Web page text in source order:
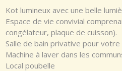
Kot lumineux avec une belle
Espace de vie convivial
congélateur, plaque de cuisson).
Salle de bain privative pour
Machine à laver dans les
Local poubelle